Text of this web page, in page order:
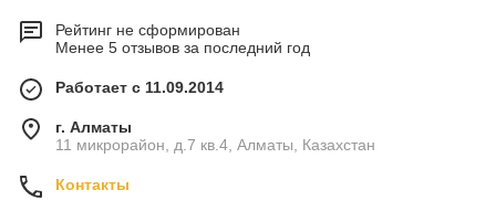
Рейтинг не сформирован
Менее 5 отзывов за последний год
Работает с 11.09.2014
г. Алматы
11 микрорайон, д.7 кв.4, Алматы, Казахстан
Контакты